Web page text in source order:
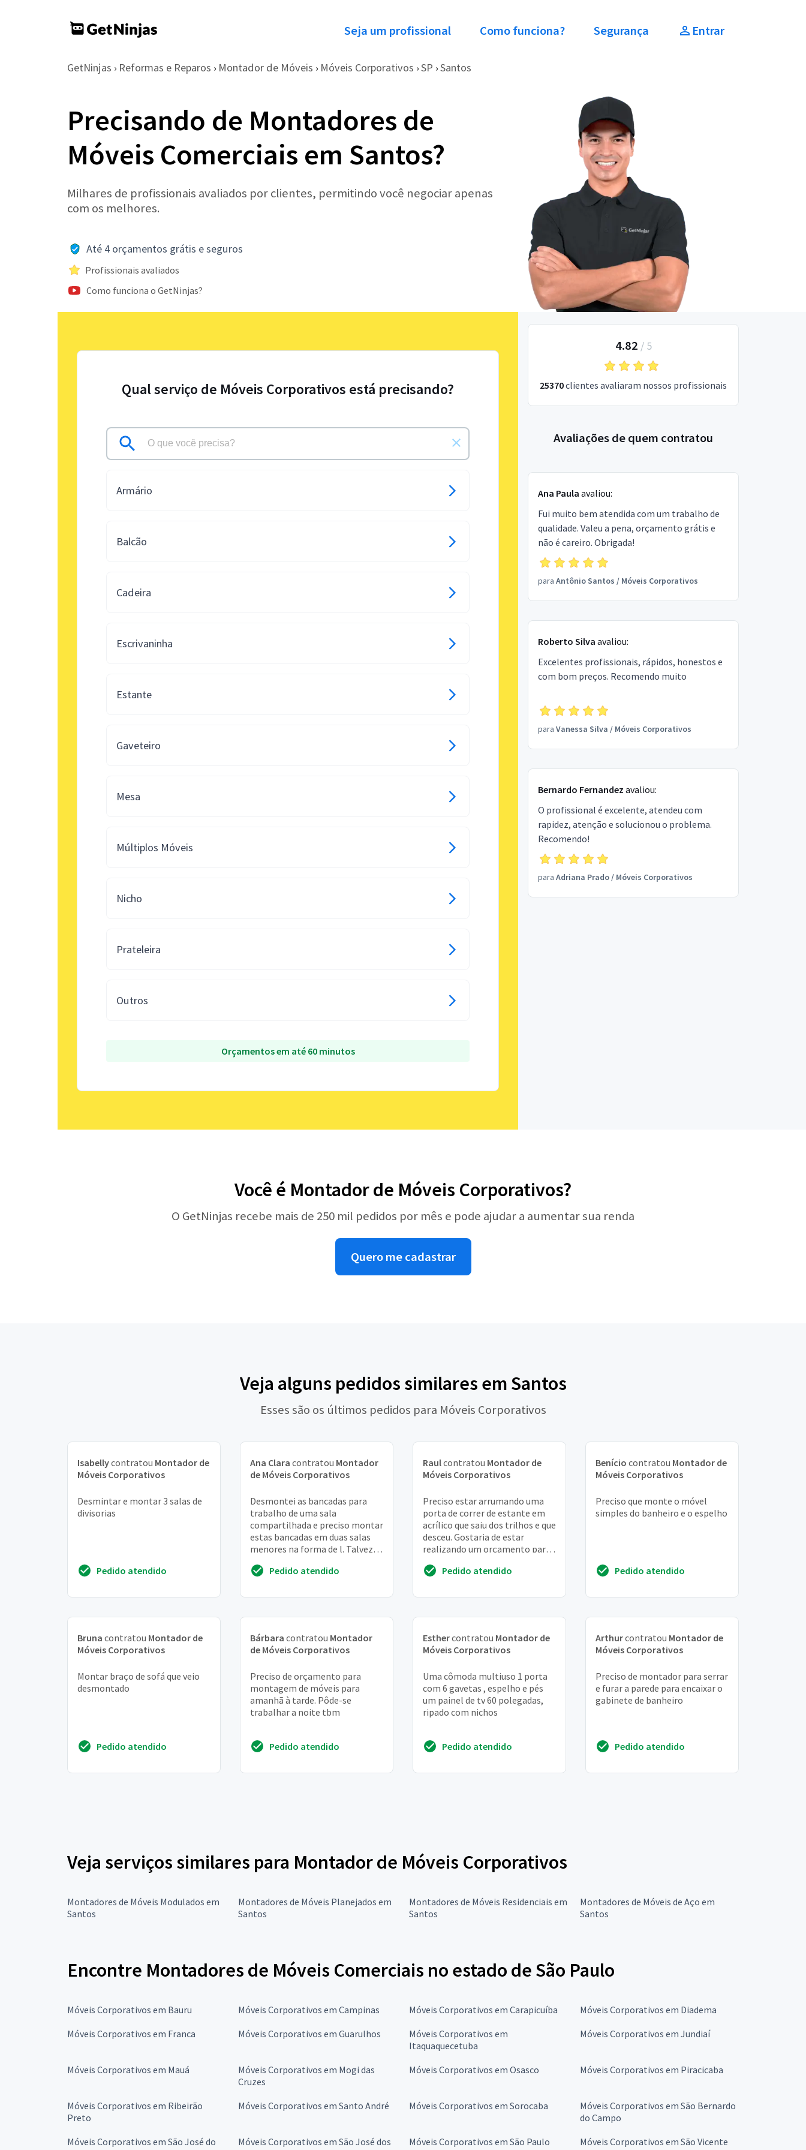
Seja um profissional Como funciona? Segurança Entrar
GetNinjas › Reformas e Reparos › Montador de Móveis › Móveis Corporativos › SP › Santos
Precisando de Montadores de
Móveis Comerciais em Santos?
Milhares de profissionais avaliados por clientes, permitindo você negociar apenas
com os melhores.
Até 4 orçamentos grátis e seguros
Profissionais avaliados
Como funciona o GetNinjas?
Qual serviço de Móveis Corporativos está precisando?
Armário
Balcão
Cadeira
Escrivaninha
Estante
Gaveteiro
Mesa
Múltiplos Móveis
Nicho
Prateleira
Outros
Orçamentos em até 60 minutos
4.82 / 5
25370clientes avaliaram nossos profissionais
Avaliações de quem contratou
Ana Paula avaliou:
Fui muito bem atendida com um trabalho de
qualidade. Valeu a pena, orçamento grátis e
não é careiro. Obrigada!
para Antônio Santos / Móveis Corporativos
Roberto Silva avaliou:
Excelentes profissionais, rápidos, honestos e
com bom preços. Recomendo muito
para Vanessa Silva / Móveis Corporativos
Bernardo Fernandez avaliou:
O profissional é excelente, atendeu com
rapidez, atenção e solucionou o problema.
Recomendo!
para Adriana Prado/ Móveis Corporativos
Você é Montador de Móveis Corporativos?
O GetNinjas recebe mais de 250 mil pedidos por mês e pode ajudar a aumentar sua renda
Quero me cadastrar
Veja alguns pedidos similares em Santos
Esses são os últimos pedidos para Móveis Corporativos
Isabellycontratou Montador de
Móveis Corporativos
Desmintar e montar 3 salas de
divisorias
Pedido atendido
Ana Clara contratou Montador
de Móveis Corporativos
Desmontei as bancadas para
trabalho de uma sala
compartilhada e preciso montar
estas bancadas em duas salas
menores na forma de l. Talvez
estes formatos em l. ...
Pedido atendido
Raulcontratou Montador de
Móveis Corporativos
Preciso estar arrumando uma
porta de correr de estante em
acrílico que saiu dos trilhos e que
desceu. Gostaria de estar
realizando um orçamento para
Pedido atendido
Benício contratou Montador de
Móveis Corporativos
Preciso que monte o móvel
simples do banheiro e o espelho
Pedido atendido
Bruna contratou Montador de
Móveis Corporativos
Montar braço de sofá que veio
desmontado
Pedido atendido
Bárbara contratou Montador
de Móveis Corporativos
Preciso de orçamento para
montagem de móveis para
amanhã à tarde. Pôde-se
trabalhar a noite tbm
Pedido atendido
Esthercontratou Montador de
Móveis Corporativos
Uma cômoda multiuso 1 porta
com 6 gavetas , espelho e pés
um painel de tv 60 polegadas,
ripado com nichos
Pedido atendido
Arthurcontratou Montador de
Móveis Corporativos
Preciso de montador para serrar
e furar a parede para encaixar o
gabinete de banheiro
Pedido atendido
Veja serviços similares para Montador de Móveis Corporativos
Montadores de Móveis Modulados em
Santos
Montadores de Móveis Planejados em
Santos
Montadores de Móveis Residenciais em
Santos
Montadores de Móveis de Aço em
Santos
Encontre Montadores de Móveis Comerciais no estado de São Paulo
Móveis Corporativos em Bauru Móveis Corporativos em Campinas Móveis Corporativos em Carapicuíba
Móveis Corporativos em Diadema
Móveis Corporativos em Franca
Móveis Corporativos em Guarulhos
Móveis Corporativos em
Itaquaquecetuba
Móveis Corporativos em Jundiaí
Móveis Corporativos em Mauá
Móveis Corporativos em Mogi das
Cruzes
Móveis Corporativos em Osasco Móveis Corporativos em Piracicaba
Móveis Corporativos em Ribeirão
Preto
Móveis Corporativos em Santo André Móveis Corporativos em Sorocaba
Móveis Corporativos em São Bernardo
do Campo
Móveis Corporativos em São José do
Móveis Corporativos em São José dos
Móveis Corporativos em São Paulo Móveis Corporativos em São Vicente